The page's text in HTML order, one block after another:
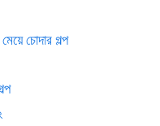
চোদার গল্প